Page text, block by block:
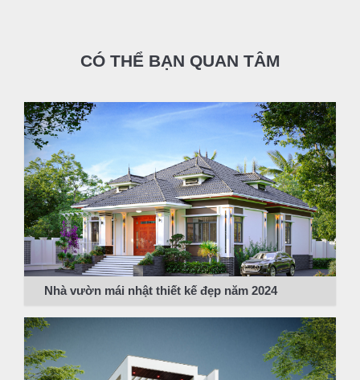
CÓ THỂ BẠN QUAN TÂM
Nhà vườn mái nhật thiết kế đẹp năm 2024